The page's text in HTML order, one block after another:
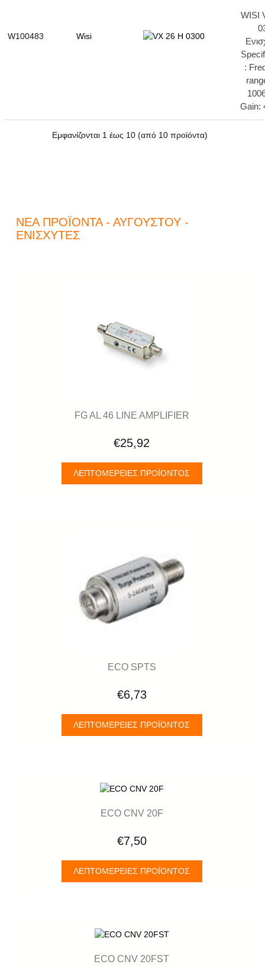
W100483 Wisi
WISI
:
Gain:
Εμφανίζονται 1 έως 10 (από 10 προϊόντα)
ΝΈΑ ΠΡΟΪΌΝΤΑ - ΑΥΓΟΎΣΤΟΥ -
ΕΝΙΣΧΥΤΈΣ
FG AL 46 LINE AMPLIFIER
€25,92
ΛΕΠΤΟΜΈΡΕΙΕΣ ΠΡΟΪΌΝΤΟΣ
ECO SPTS
€6,73
ΛΕΠΤΟΜΈΡΕΙΕΣ ΠΡΟΪΌΝΤΟΣ
ECO CNV 20F
€7,50
ΛΕΠΤΟΜΈΡΕΙΕΣ ΠΡΟΪΌΝΤΟΣ
ECO CNV 20FST